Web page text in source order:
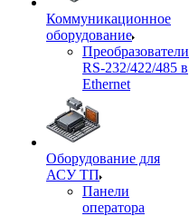
Коммуникационное
оборудование
Преобразователи
RS-232/422/485 в
Ethernet
Оборудование для
АСУ ТП
Панели
оператора